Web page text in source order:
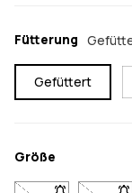
Fütterung
Gefüttert
Größe